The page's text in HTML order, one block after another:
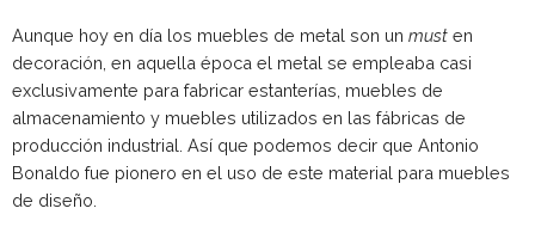
Aunque hoy en día los muebles de metal son un must en
decoración, en aquella época el metal se empleaba casi
exclusivamente para fabricar estanterías, muebles de
almacenamiento y muebles utilizados en las fábricas de
producción industrial. Así que podemos decir que Antonio
Bonaldo fue pionero en el uso de este material para muebles
de diseño.